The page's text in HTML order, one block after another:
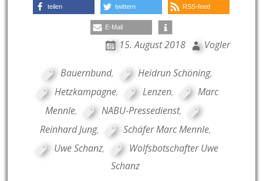
teilen twittern RSS-feed
E-Mail
15. August 2018 Vogler
Bauernbund, Heidrun Schöning,
Hetzkampagne, Lenzen,
Marc
Mennle, NABU-Pressedienst,
Reinhard Jung, Schäfer Marc Mennle,
Uwe Schanz,
Wolfsbotschafter Uwe
Schanz